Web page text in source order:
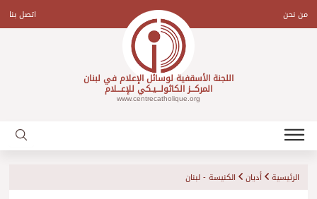
contentمن نحن اتصل بنا
اللجنة الأسقفية لوسائل الإعلام في لبنان
المركـــز الكاثولـــيـكي للإعـــلام
www.centrecatholique.org
الرئيسية أديان الكنيسة - لبنان